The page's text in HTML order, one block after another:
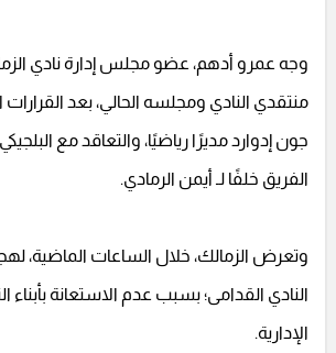
وجه عمرو أدهم، عضو مجلس إدارة نادي
منتقدي النادي ومجلسه الحالي، بعد القرارات
جون إدوارد مديرًا رياضيًا، والتعاقد مع
الفريق خلفًا لـ أيمن الرمادي.
وتعرض الزمالك، خلال الساعات الماضية،
النادي القدامى؛ بسبب عدم الاستعانة بأبناء
الإدارية.